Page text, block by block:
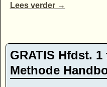
Lees verder →
GRATIS Hfdst.
Methode